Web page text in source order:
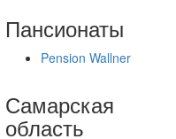
Пансионаты
Pension Wallner
Самарская
область